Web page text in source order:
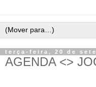
terça-feira, 20 de
AGENDA <>